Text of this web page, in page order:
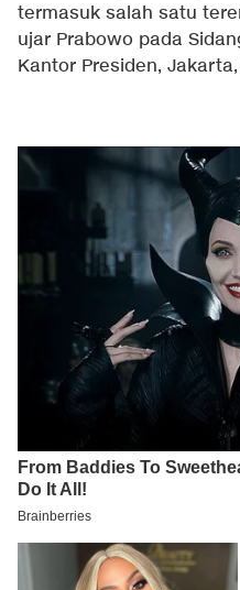
termasuk salah satu
ujar Prabowo pada
Kantor Presiden,